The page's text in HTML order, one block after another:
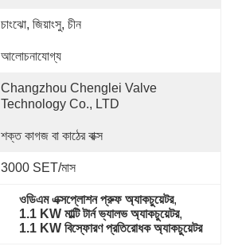
চাংঝো, জিয়াংসু, চীন
আলোচনাযোগ্য
Changzhou Chenglei Valve
Technology Co., LTD
শক্ত কাগজ বা কাঠের বাক্স
3000 SET/মাস
ওডিএম এক্সপ্লোশন প্রুফ অ্যাকচুয়েটর,
1.1 KW মাল্টি টার্ন ভ্যালভ অ্যাকচুয়েটর,
1.1 KW বিস্ফোরণ প্রতিরোধক অ্যাকচুয়েটর